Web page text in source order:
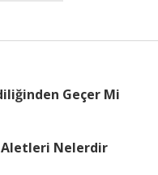
Geçer Mi
Aletleri Nelerdir